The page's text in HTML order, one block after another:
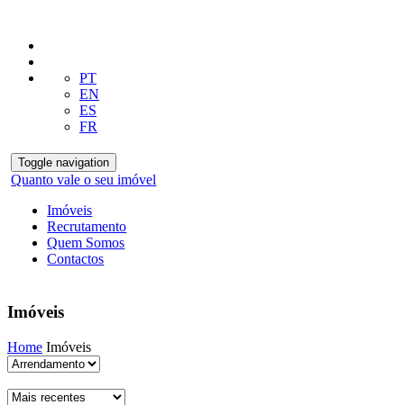
PT
EN
ES
FR
Toggle navigation
Quanto vale o seu imóvel
Imóveis
Recrutamento
Quem Somos
Contactos
Imóveis
Home Imóveis